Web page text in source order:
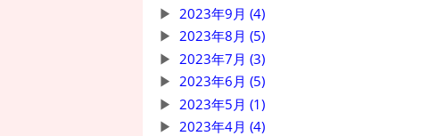
2023年9月 (4)
2023年8月 (5)
2023年7月 (3)
2023年6月 (5)
2023年5月 (1)
2023年4月 (4)